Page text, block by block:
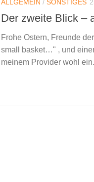
ALLGEMEIN / SONSTIGES
Der zweite Blick –
Frohe Ostern, Freunde
small basket…" , und
meinem Provider wohl